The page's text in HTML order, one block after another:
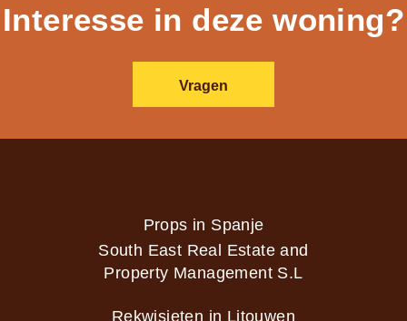
Interesse in deze woning?
Vragen
Props in Spanje
South East Real Estate and
Property Management S.L
Rekwisieten in Litouwen